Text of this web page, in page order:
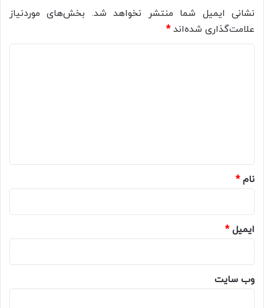
نشانی ایمیل شما منتشر نخواهد شد. بخش‌های موردنیاز
علامت‌گذاری شده‌اند*
نام*
ایمیل*
وب‌ سایت